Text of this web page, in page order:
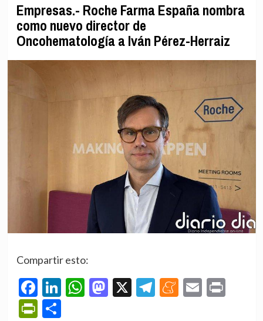
Empresas.- Roche Farma España nombra
como nuevo director de
Oncohematología a Iván Pérez-Herraiz
Compartir esto:
Facebook
LinkedIn
WhatsApp
Mastodon
X Telegram
Meneame
Email
PrintFriendly
Compartir